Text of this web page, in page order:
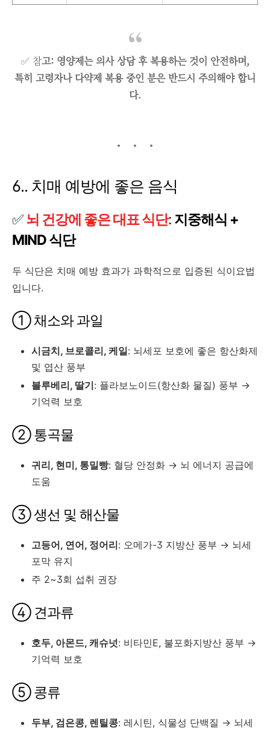
✅ 참고: 영양제는 의사 상담 후 복용하는 것이 안전하며,
특히 고령자나 다약제 복용 중인 분은 반드시 주의해야 합니
다.
6.. 치매 예방에 좋은 음식
✅ 뇌 건강에 좋은 대표 식단: 지중해식 +
MIND 식단
두 식단은 치매 예방 효과가 과학적으로 입증된 식이요법
입니다.
① 채소와 과일
시금치, 브로콜리, 케일: 뇌세포 보호에 좋은 항산화제
및 엽산 풍부
블루베리, 딸기: 플라보노이드(항산화 물질) 풍부 →
기억력 보호
② 통곡물
귀리, 현미, 통밀빵: 혈당 안정화 → 뇌 에너지 공급에
도움
③ 생선 및 해산물
고등어, 연어, 정어리: 오메가-3 지방산 풍부 → 뇌세
포막 유지
주 2~3회 섭취 권장
④ 견과류
호두, 아몬드, 캐슈넛: 비타민E, 불포화지방산 풍부 →
기억력 보호
⑤ 콩류
두부, 검은콩, 렌틸콩: 레시틴, 식물성 단백질 → 뇌세